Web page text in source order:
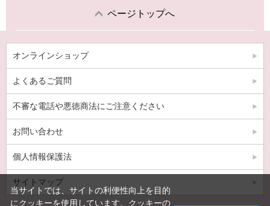
ページトップへ
オンラインショップ
よくあるご質問
不審な電話や悪徳商法にご注意ください
お問い合わせ
個人情報保護法
サイトマップ
当サイトでは、サイトの利便性向上を目的
にクッキーを使用しています。クッキーの